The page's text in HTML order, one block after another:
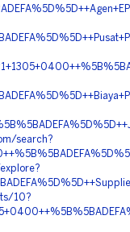
search?
10?